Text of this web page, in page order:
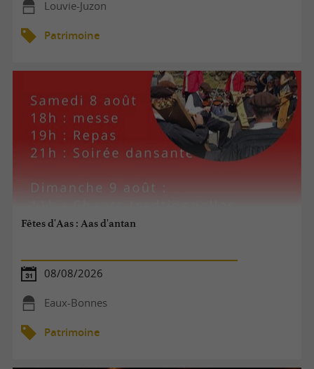
Louvie-Juzon
Patrimoine
Fêtes d'Aas : Aas d'antan
08/08/2026
Eaux-Bonnes
Patrimoine